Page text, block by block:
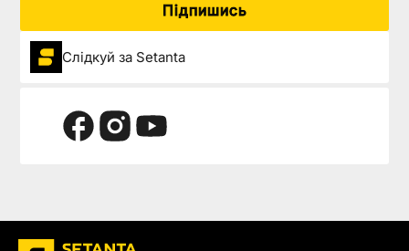
Підпишись
Слідкуй за Setanta